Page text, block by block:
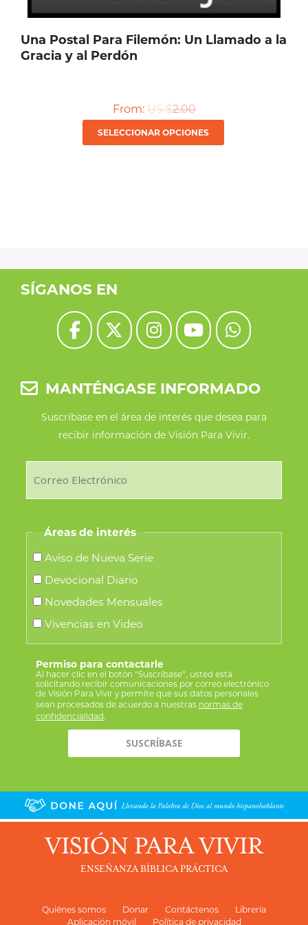
Una Postal Para Filemón: Un Llamado a la
Gracia y al Perdón
From: US $2.00
SELECCIONAR OPCIONES
elegir
en
página
de
producto
SÍGANOS EN
MANTÉNGASE INFORMADO
Suscríbase en el área de interés que desea para
recibir información de Visión Para Vivir.
Áreas de interés
Aviso de Nueva Serie
Devocional Diario
Novedades Mensuales
Vivencias en Video
Permiso para contactarle
Al hacer clic en el botón “Suscríbase”, usted está
solicitando recibir comunicaciones por correo electrónico
de Visión Para Vivir y permite que sus datos personales
sean procesados de acuerdo a nuestras normas de
confidencialidad.
VISIÓN PARA VIVIR
ENSEÑANZA BÍBLICA PRÁCTICA
Quiénes somos Donar Contáctenos
Librería
Aplicación móvil
Política de privacidad